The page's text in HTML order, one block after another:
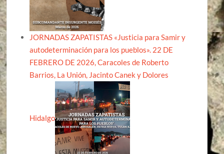
JORNADAS ZAPATISTAS «Justicia para Samir y
autodeterminación para los pueblos». 22 DE
FEBRERO DE 2026, Caracoles de Roberto
Barrios, La Unión, Jacinto Canek y Dolores
Hidalgo